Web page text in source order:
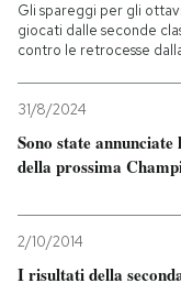
Gli spareggi per gli
giocati dalle seconde
contro le retrocesse
31/8/2024
Sono state
della prossima
2/10/2014
I risultati della